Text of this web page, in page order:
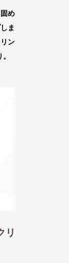
め
ま
ン
リ